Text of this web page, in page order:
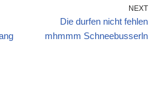
NEXT
Die durfen nicht fehlen
mhmmm Schneebusserln